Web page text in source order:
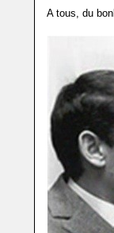
A tous, du